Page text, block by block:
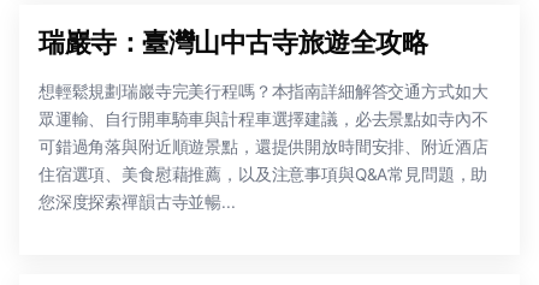
瑞巖寺：臺灣山中古寺旅遊全攻略
想輕鬆規劃瑞巖寺完美行程嗎？本指南詳細解答交通方式如大
眾運輸、自行開車騎車與計程車選擇建議，必去景點如寺內不
可錯過角落與附近順遊景點，還提供開放時間安排、附近酒店
住宿選項、美食慰藉推薦，以及注意事項與Q&A常見問題，助
您深度探索禪韻古寺並暢...